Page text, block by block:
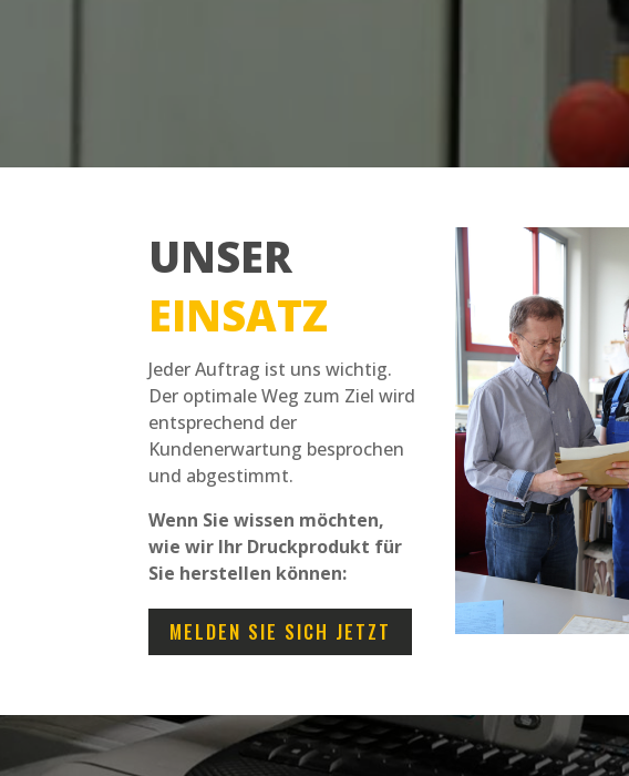
UNSER
EINSATZ
Jeder Auftrag ist uns wichtig.
Der optimale Weg zum Ziel wird
entsprechend der
Kundenerwartung besprochen
und abgestimmt.
Wenn Sie wissen möchten,
wie wir Ihr Druckprodukt für
Sie herstellen können:
MELDEN SIE SICH JETZT